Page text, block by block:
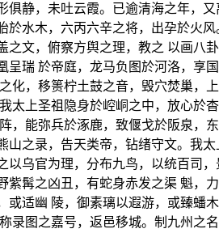
静，未吐云霞。已逾清海之年，
水木，六丙六辛之将，出孕於火
文，俯察方舆之理，教之 以画八
瑞 於帝庭，龙马负图於河洛，享
，移篑柠土鼓之音，毁穴焚巢，
上圣祖隐身於崆峒之中，放心於
能弥兵於涿鹿，致偃戈於阪泉，
之录，告天类帝，钻绪守文。我
乌官为理，分布九鸟，以统百司
髯之凶丑，有蛇身赤发之渠 魁，
适幽 陵，御素璃以遐游，或臻蟠
图之嘉号，返邑移城。制九州之